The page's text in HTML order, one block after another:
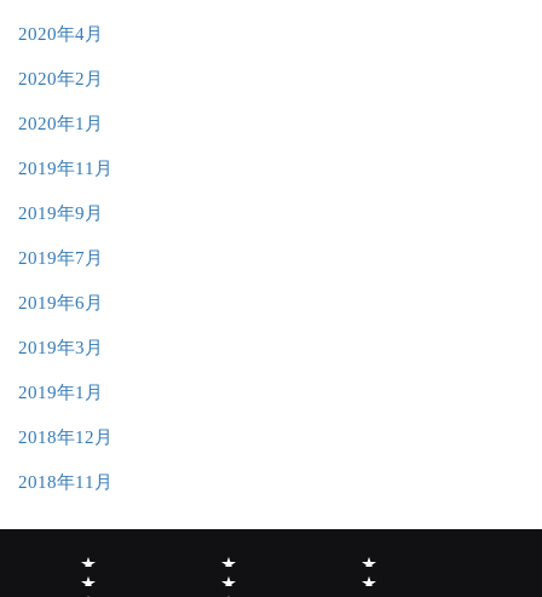
2020年4月
2020年2月
2020年1月
2019年11月
2019年9月
2019年7月
2019年6月
2019年3月
2019年1月
2018年12月
2018年11月